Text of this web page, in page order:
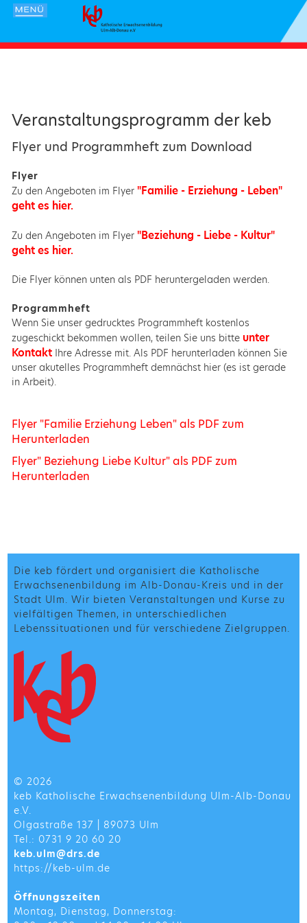
Veranstaltungsprogramm der keb
Flyer und Programmheft zum Download
Flyer
Zu den Angeboten im Flyer "Familie - Erziehung - Leben"
geht es hier.
Zu den Angeboten im Flyer "Beziehung - Liebe - Kultur"
geht es hier.
Die Flyer können unten als PDF heruntergeladen werden.
Programmheft
Wenn Sie unser gedrucktes Programmheft kostenlos
zugeschickt bekommen wollen, teilen Sie uns bitte unter
Kontakt Ihre Adresse mit. Als PDF herunterladen können Sie
unser akutelles Programmheft demnächst hier (es ist gerade
in Arbeit).
Flyer "Familie Erziehung Leben" als PDF zum
Herunterladen
Flyer" Beziehung Liebe Kultur" als PDF zum
Herunterladen
Die keb fördert und organisiert die Katholische
Erwachsenenbildung im Alb-Donau-Kreis und in der
Stadt Ulm. Wir bieten Veranstaltungen und Kurse zu
vielfältigen Themen, in unterschiedlichen
Lebenssituationen und für verschiedene Zielgruppen.
© 2026
keb Katholische Erwachsenenbildung Ulm-Alb-Donau
e.V.
Olgastraße 137 | 89073 Ulm
Tel.: 0731 9 20 60 20
keb.ulm@drs.de
https://keb-ulm.de
Öffnungszeiten
Montag, Dienstag, Donnerstag: